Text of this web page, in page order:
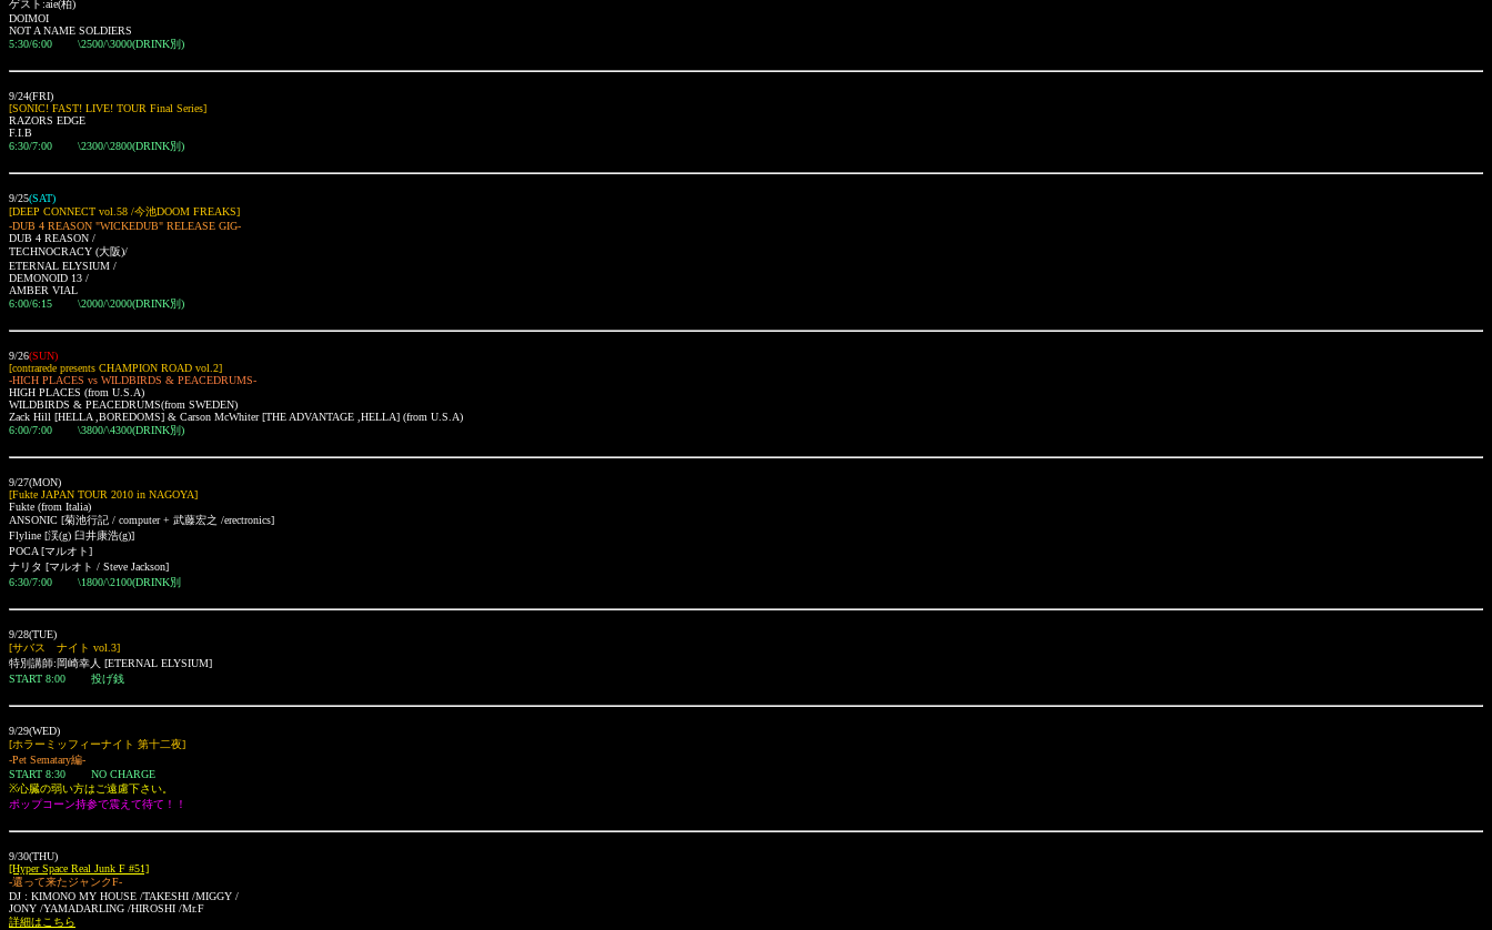
ゲスト:aie(柏)
DOIMOI
NOT A NAME SOLDIERS
5:30/6:00 \2500/\3000(DRINK別)
9/24(FRI)
[SONIC! FAST! LIVE! TOUR Final Series]
RAZORS EDGE
F.I.B
6:30/7:00 \2300/\2800(DRINK別)
9/25(SAT)
[DEEP CONNECT vol.58 /今池DOOM FREAKS]
-DUB 4 REASON "WICKEDUB" RELEASE GIG-
DUB 4 REASON /
TECHNOCRACY (大阪)/
ETERNAL ELYSIUM /
DEMONOID 13 /
AMBER VIAL
6:00/6:15 \2000/\2000(DRINK別)
9/26(SUN)
[contrarede presents CHAMPION ROAD vol.2]
-HICH PLACES vs WILDBIRDS & PEACEDRUMS-
HIGH PLACES (from U.S.A)
WILDBIRDS & PEACEDRUMS(from SWEDEN)
Zack Hill [HELLA ,BOREDOMS] & Carson McWhiter[THE ADVANTAGE ,HELLA] (from U.S.A)
6:00/7:00 \3800/\4300(DRINK別)
9/27(MON)
[Fukte JAPAN TOUR 2010 in NAGOYA]
Fukte (from Italia)
ANSONIC [菊池行記 / computer + 武藤宏之 /erectronics]
Flyline [渓(g) 臼井康浩(g)]
POCA [マルオト]
ナリタ [マルオト / Steve Jackson]
6:30/7:00 \1800/\2100(DRINK別
9/28(TUE)
[サバス ナイト vol.3]
特別講師:岡崎幸人 [ETERNAL ELYSIUM]
START 8:00 投げ銭
9/29(WED)
[ホラーミッフィーナイト 第十二夜]
-Pet Sematary編-
START 8:30 NO CHARGE
※心臓の弱い方はご遠慮下さい。
ポップコーン持参で震えて待て！！
9/30(THU)
[Hyper Space Real Junk F #51]
-還って来たジャンクF-
DJ : KIMONO MY HOUSE /TAKESHI /MIGGY /
JONY /YAMADARLING /HIROSHI /Mr.F
詳細はこちら